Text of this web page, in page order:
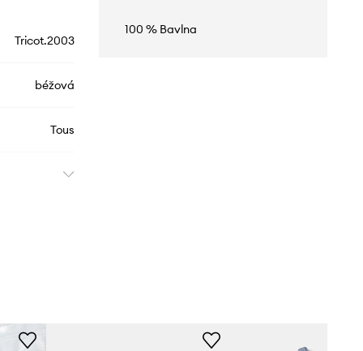
Tricot.2003
béžová
Tous
100 % Bavlna